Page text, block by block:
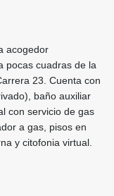
acogedor
pocas cuadras de la
23. Cuenta con
baño auxiliar
con servicio de gas
a gas, pisos en
y citofonia virtual.